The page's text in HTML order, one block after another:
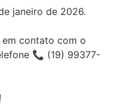
janeiro de 2026.
contato com o
📞 (19) 99377-